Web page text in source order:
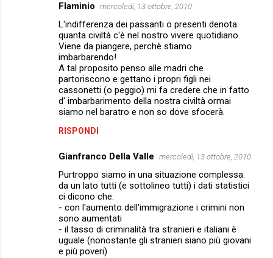
Flaminio mercoledì, 13 ottobre, 2010
L'indifferenza dei passanti o presenti denota
quanta civiltà c'è nel nostro vivere quotidiano.
Viene da piangere, perchè stiamo
imbarbarendo!
A tal proposito penso alle madri che
partoriscono e gettano i propri figli nei
cassonetti (o peggio) mi fa credere che in fatto
d' imbarbarimento della nostra civiltà ormai
siamo nel baratro e non so dove sfocerà.
RISPONDI
Gianfranco Della Valle mercoledì, 13 ottobre, 2010
Purtroppo siamo in una situazione complessa.
da un lato tutti (e sottolineo tutti) i dati statistici
ci dicono che:
- con l'aumento dell'immigrazione i crimini non
sono aumentati
- il tasso di criminalità tra stranieri e italiani è
uguale (nonostante gli stranieri siano più giovani
e più poveri)